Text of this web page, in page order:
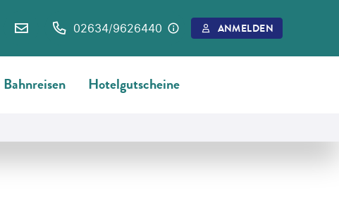
02634/9626440 ANMELDEN
Bahnreisen Hotelgutscheine